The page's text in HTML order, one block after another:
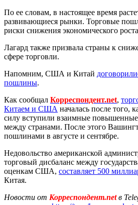
По ее словам, в настоящее время
развивающиеся рынки. Торговые
риски снижения экономического
Лагард также призвала страны к
сфере торговли.
Напомним, США и Китай
пошлины.
Как сообщал Корреспондент.net,
Китаем и США началась после того,
силу вступили взаимные
между странами. После этого
пошлинами в августе и сентябре.
Недовольство американской
торговый дисбаланс между
оценкам США, составляет 500
Китая.
Новости от Корреспондент.netв